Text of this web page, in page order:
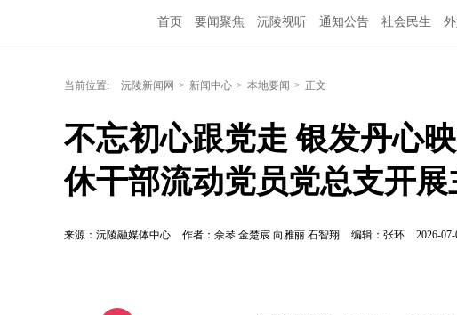
首页 要闻聚焦 沅陵视听 通知公告 社会民生
当前位置: 沅陵新闻网 > 新闻中心 > 本地要闻 > 正文
不忘初心跟党走 银发丹心
休干部流动党员党总支开
来源：沅陵融媒体中心 作者：佘琴 金楚宸 向雅丽 石智翔 编辑：张环 2026-